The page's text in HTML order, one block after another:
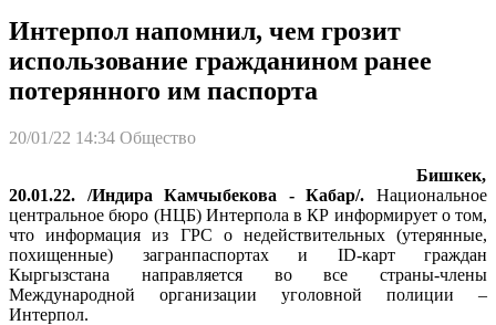
Интерпол напомнил, чем грозит
использование гражданином ранее
потерянного им паспорта
20/01/22 14:34 Общество
Бишкек,
20.01.22. /Индира Камчыбекова - Кабар/. Национальное
центральное бюро (НЦБ) Интерпола в КР информирует о том,
что информация из ГРС о недействительных (утерянные,
похищенные) загранпаспортах и ID-карт граждан
Кыргызстана направляется во все страны-члены
Международной организации уголовной полиции –
Интерпол.